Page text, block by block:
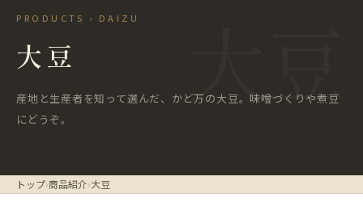
大豆
PRODUCTS › DAIZU
大豆
産地と生産者を知って選んだ、かど万の大豆。味噌づくりや煮豆
にどうぞ。
トップ›商品紹介›大豆